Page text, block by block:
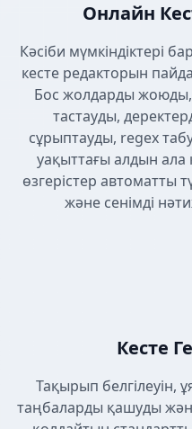
Онлайн
Кәсіби мүмкіндіктері
кесте редакторын
Бос жолдарды
тастауды,
сұрыптауды, regex
уақыттағы алдын ала
өзгерістер автоматты
және сенімді
Кесте
Тақырып белгілеуін,
таңбаларды қашуды